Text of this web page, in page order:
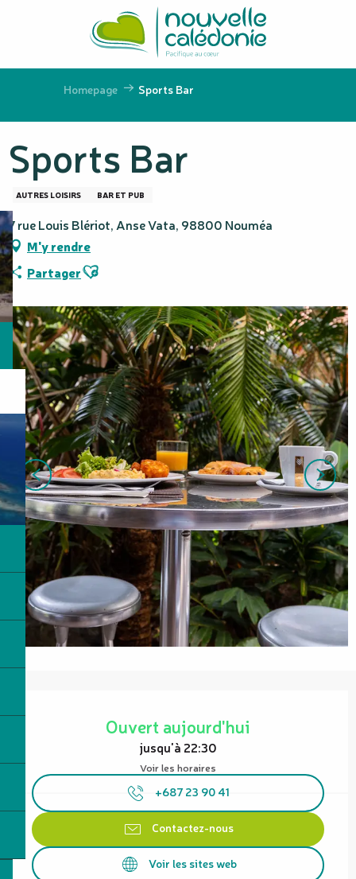
principal
Homepage Sports Bar
Sports Bar
AUTRES LOISIRS BAR ET PUB
7 rue Louis Blériot, Anse Vata, 98800 Nouméa
M'y rendre
PartagerAjouter aux favoris
Ouvert aujourd'hui
jusqu'à 22:30
Voir les horaires
+687 23 90 41
Contactez-nous
Voir les sites web